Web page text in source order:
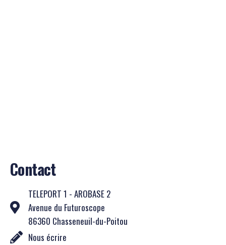
Contact
TELEPORT 1 - AROBASE 2
Avenue du Futuroscope
86360 Chasseneuil-du-Poitou
Nous écrire